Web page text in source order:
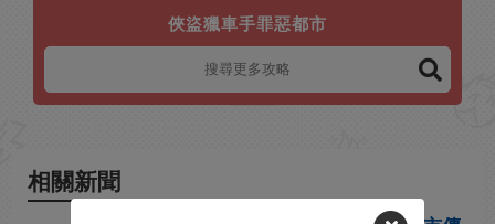
俠盜獵車手罪惡都市
相關新聞